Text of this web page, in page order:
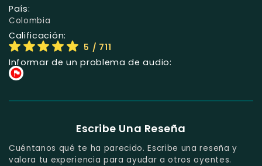
País:
Colombia
Calificación:
5 / 711
Informar de un problema de audio:
Escribe Una Reseña
Cuéntanos qué te ha parecido. Escribe una reseña y
valora tu experiencia para ayudar a otros oyentes.